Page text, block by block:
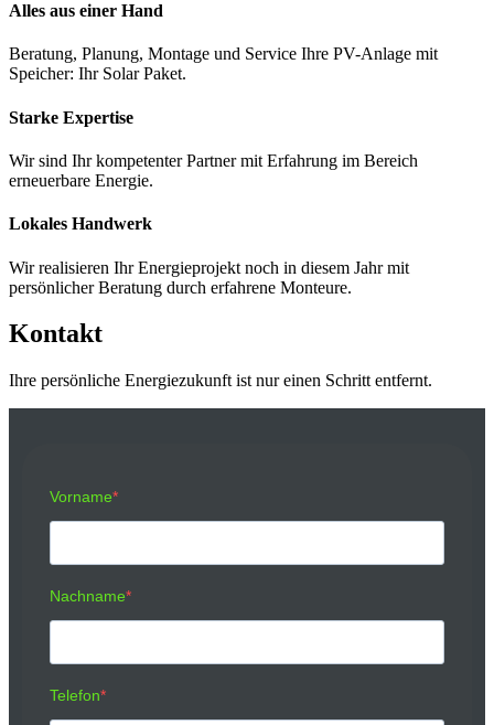
Alles aus einer Hand
Beratung, Planung, Montage und Service Ihre PV-Anlage mit
Speicher: Ihr Solar Paket.
Starke Expertise
Wir sind Ihr kompetenter Partner mit Erfahrung im Bereich
erneuerbare Energie.
Lokales Handwerk
Wir realisieren Ihr Energieprojekt noch in diesem Jahr mit
persönlicher Beratung durch erfahrene Monteure.
Kontakt
Ihre persönliche Energiezukunft ist nur einen Schritt entfernt.
Vorname
Nachname
Telefon